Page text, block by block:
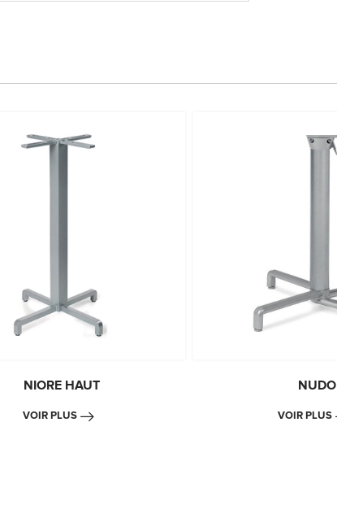
NIORE HAUT
VOIR PLUS
NUDO
VOIR PLUS